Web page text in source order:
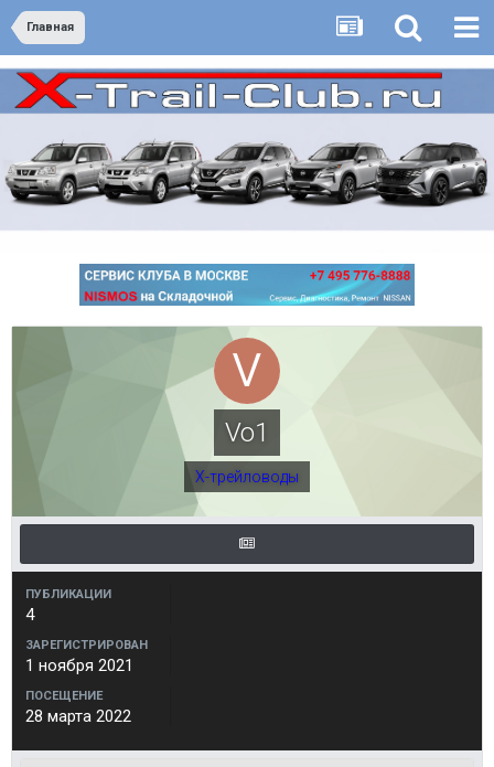
Главная
Vo1
Х-трейловоды
ПУБЛИКАЦИИ
4
ЗАРЕГИСТРИРОВАН
1 ноября 2021
ПОСЕЩЕНИЕ
28 марта 2022